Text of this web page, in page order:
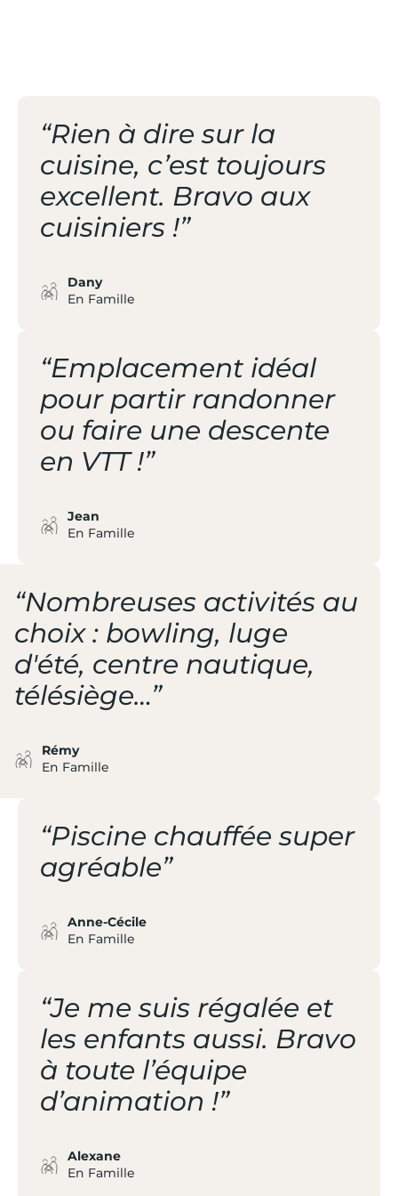
“Rien à dire sur la
cuisine, c’est toujours
excellent. Bravo aux
cuisiniers !”
Dany
En Famille
“Emplacement idéal
pour partir randonner
ou faire une descente
en VTT !”
Jean
En Famille
“Nombreuses activités au
choix : bowling, luge
d'été, centre nautique,
télésiège…”
Rémy
En Famille
“Piscine chauffée super
agréable”
Anne-Cécile
En Famille
“Je me suis régalée et
les enfants aussi. Bravo
à toute l’équipe
d’animation !”
Alexane
En Famille